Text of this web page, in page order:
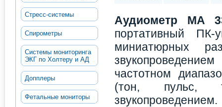
Стресс-системы
Спирометры
Системы мониторинга
ЭКГ по Холтеру и АД
Допплеры
Фетальные мониторы
Аудиометр MA
портативный ПК-
миниатюрных
частотном
(тон, пульс,
звукопроведением.